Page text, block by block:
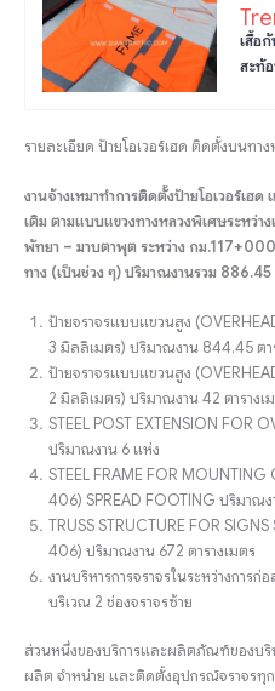
เสื้อ
สะท้
รายละเอียด ป้ายโอเวอร์เฮด ติดตั้งบนท
งานจ้างเหมาทำการติดตั้งป้ายโอเวอร์เฮ
เติม ตามแบบแขวงทางหลวงพิเศษระหว่า
พัทยา – มาบตาพุต ระหว่าง กม
ทาง (เป็นช่วง ๆ) ปริมาณงานรวม 886.45
ป้ายจราจรแบบแขวนสูง
3 มิลลิเมตร) ปริมาณงาน 844.45 ตา
ป้ายจราจรแบบแขวนสูง
2 มิลลิเมตร) ปริมาณงาน 42 ตารางเ
STEEL POST EXTENSION FOR
ปริมาณงาน 6 แห่ง
STEEL FRAME FOR
406) SPREAD FOOTING ปริมาณ
TRUSS STRUCTURE FOR
406) ปริมาณงาน 672 ตารางเมตร
งานบริหารการจราจรในระหว่างการ
บริเวณ 2 ช่องจราจรซ้าย
ส่วนหนึ่งของบริการและผลิตภัณฑ์ของบริ
ผลิต จำหน่าย และติดตั้งอุปกรณ์จราจร